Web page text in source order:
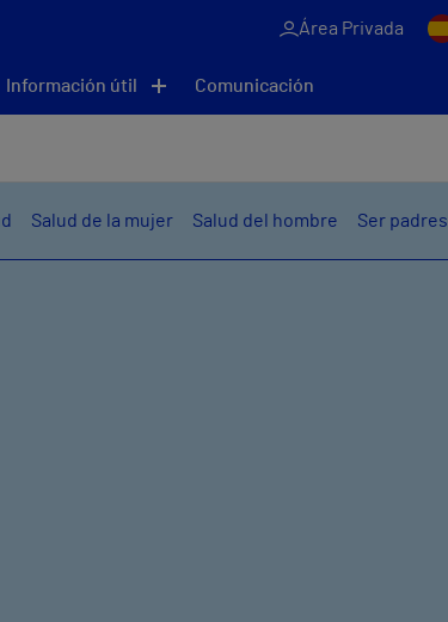
Área Privada
Información útil Comunicación
Salud de la mujer Salud del hombre Ser padres